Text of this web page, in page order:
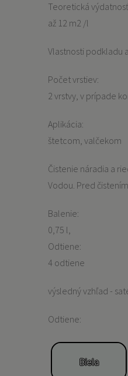
Teoretická
až 12 m2 /l
Vlastnosti podkladu
Počet vrstiev:
2 vrstvy, v prípade
Aplikácia:
štetcom, valčekom
Čistenie náradia a
Vodou. Pred
Balenie:
0,75 l
Odtiene:
4 odtiene
výsledný vzhľad -
Odtiene:
Biela